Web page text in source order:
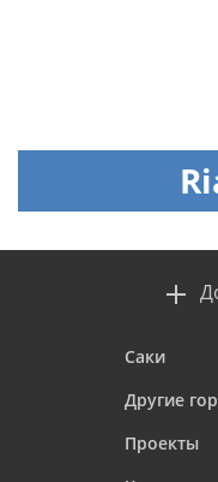
Саки
Другие
Проекты